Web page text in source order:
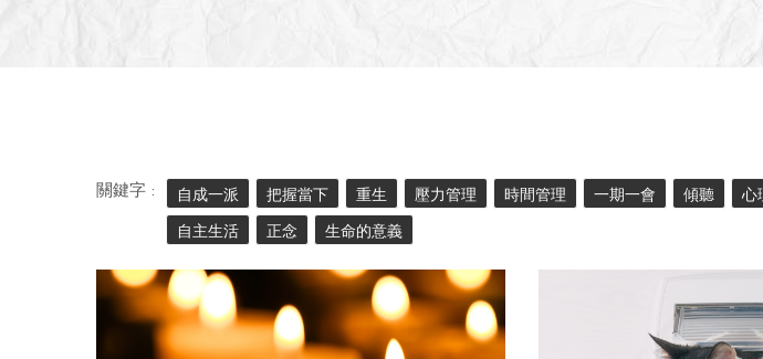
關鍵字 : 自成一派 把握當下 重生 壓力管理 時間管理 一期一會 傾聽 心
自主生活 正念 生命的意義